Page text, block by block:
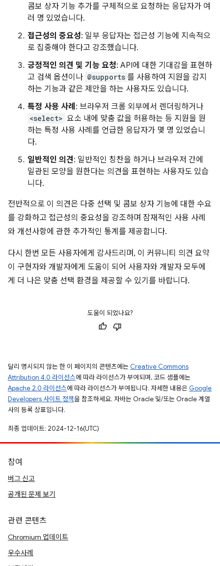
콤보 상자 기능 추가를 구체적으로 요청하는 응답자가 여
러 명 있었습니다.
접근성의 중요성: 일부 응답자는 접근성 기능에 지속적으
로 집중해야 한다고 강조했습니다.
긍정적인 의견 및 기능 요청: API에 대한 기대감을 표현하
고 검색 옵션이나 @supports 를 사용하여 지원을 감지
하는 기능과 같은 제안을 하는 사용자도 있습니다.
특정 사용 사례 : 브라우저 크롬 외부에서 렌더링하거나
<select> 요소 내에 맞춤 값을 허용하는 등 지원을 원
하는 특정 사용 사례를 언급한 응답자가 몇 명 있었습니
다.
일반적인 의견: 일반적인 칭찬을 하거나 브라우저 간에
일관된 모양을 원한다는 의견을 표현하는 사용자도 있습
니다.
전반적으로 이 의견은 다중 선택 및 콤보 상자 기능에 대한 수요
를 강화하고 접근성의 중요성을 강조하며 잠재적인 사용 사례
와 개선사항에 관한 추가적인 통계를 제공합니다.
다시 한번 모든 사용자에게 감사드리며, 이 커뮤니티 의견 요약
이 구현자와 개발자에게 도움이 되어 사용자와 개발자 모두에
게 더 나은 맞춤 선택 환경을 제공할 수 있기를 바랍니다.
도움이 되었나요?
달리 명시되지 않는 한 이 페이지의 콘텐츠에는 Creative Commons
Attribution 4.0 라이선스에 따라 라이선스가 부여되며, 코드 샘플에는
Apache 2.0 라이선스에 따라 라이선스가 부여됩니다. 자세한 내용은 Google
Developers 사이트 정책을 참조하세요. 자바는 Oracle 및/또는 Oracle 계열
사의 등록 상표입니다.
최종 업데이트: 2024-12-16(UTC)
참여
버그 신고
공개된 문제 보기
관련 콘텐츠
Chromium 업데이트
우수사례